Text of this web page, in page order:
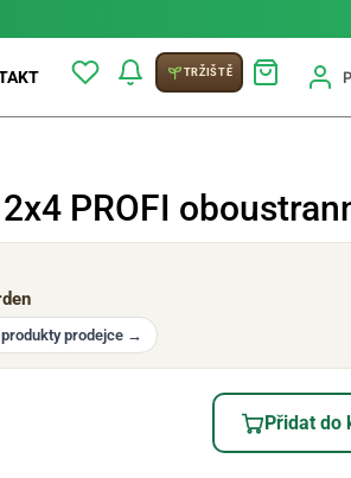
TRŽIŠTĚ
PROFI
prodejce →
Přidat do